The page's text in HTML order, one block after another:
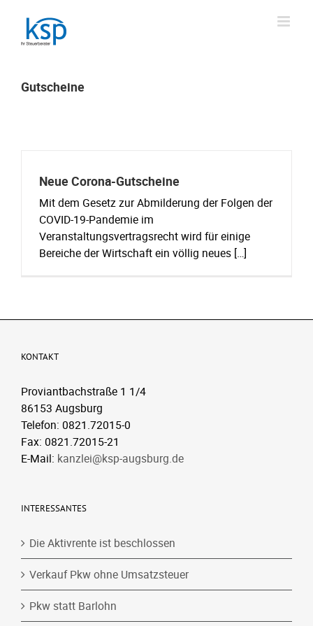
content
Gutscheine
Neue Corona-Gutscheine
Mit dem Gesetz zur Abmilderung der Folgen der
COVID-19-Pandemie im
Veranstaltungsvertragsrecht wird für einige
Bereiche der Wirtschaft ein völlig neues […]
KONTAKT
Proviantbachstraße 1 1/4
86153 Augsburg
Telefon: 0821.72015-0
Fax: 0821.72015-21
E-Mail: kanzlei@ksp-augsburg.de
INTERESSANTES
Die Aktivrente ist beschlossen
Verkauf Pkw ohne Umsatzsteuer
Pkw statt Barlohn